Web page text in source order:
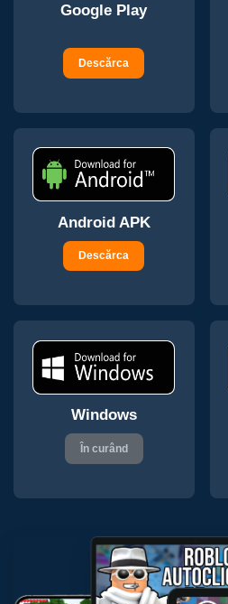
Google Play
Descărca
Android APK
Descărca
Windows
În curând